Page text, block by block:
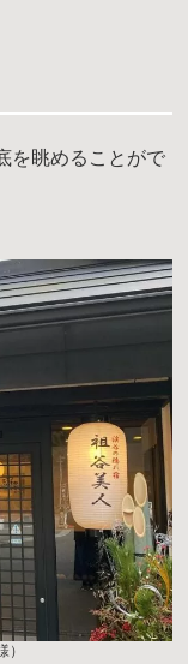
を眺めることがで
）